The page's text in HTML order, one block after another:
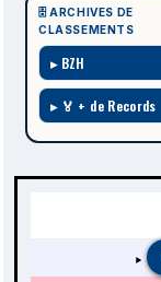
🗄️ ARCHIVES DE
CLASSEMENTS
BZH
🏅 + de Records